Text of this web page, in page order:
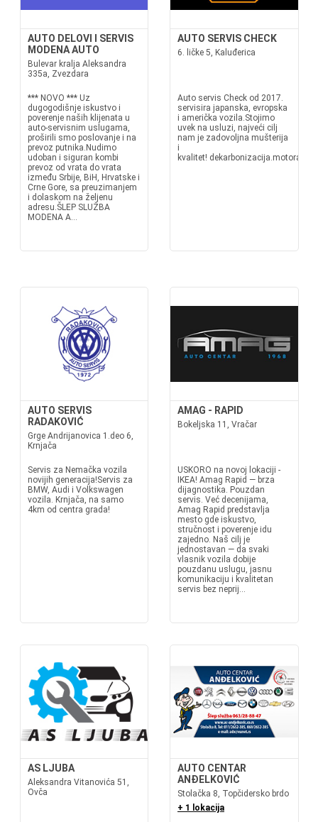
AUTO DELOVI I SERVIS
MODENA AUTO
Bulevar kralja Aleksandra
335a, Zvezdara
*** NOVO *** Uz
dugogodišnje iskustvo i
poverenje naših klijenata u
auto-servisnim uslugama,
proširili smo poslovanje i na
prevoz putnika.Nudimo
udoban i siguran kombi
prevoz od vrata do vrata
između Srbije, BiH, Hrvatske i
Crne Gore, sa preuzimanjem
i dolaskom na željenu
adresu.ŠLEP SLUŽBA
MODENA A...
AUTO SERVIS CHECK
6. ličke 5, Kaluđerica
Auto servis Check od 2017.
servisira japanska, evropska
i američka vozila.Stojimo
uvek na usluzi, najveći cilj
nam je zadovoljna mušterija
i
kvalitet!
AUTO SERVIS
RADAKOVIĆ
Grge Andrijanovica 1.deo 6,
Krnjača
Servis za Nemačka vozila
novijih generacija!Servis za
BMW, Audi i Volkswagen
vozila. Krnjača, na samo
4km od centra grada!
AMAG - RAPID
Bokeljska 11, Vračar
USKORO na novoj lokaciji -
IKEA! Amag Rapid — brza
dijagnostika. Pouzdan
servis. Već decenijama,
Amag Rapid predstavlja
mesto gde iskustvo,
stručnost i poverenje idu
zajedno. Naš cilj je
jednostavan — da svaki
vlasnik vozila dobije
pouzdanu uslugu, jasnu
komunikaciju i kvalitetan
servis bez neprij...
AS LJUBA
Aleksandra Vitanovića 51,
Ovča
AUTO CENTAR
ANĐELKOVIĆ
Stolačka 8, Topčidersko brdo
+ 1 lokacija